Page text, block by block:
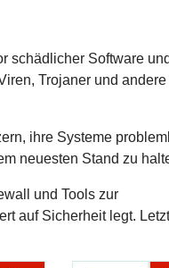
schädlicher Software
Trojaner und
ihre Systeme
neuesten Stand zu
und Tools zur
auf Sicherheit legt.